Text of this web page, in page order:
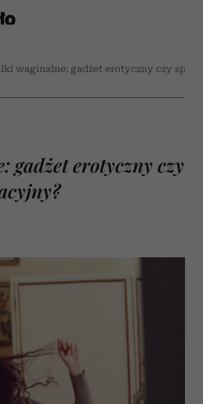
waginalne: gadżet erotyczny czy
gadżet erotyczny czy